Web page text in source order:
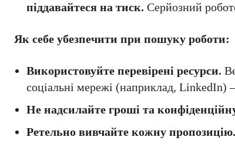
піддавайтеся на тиск. Серйозний
Як себе убезпечити при пошуку роботи:
Використовуйте перевірені ресурси.
соціальні мережі (наприклад, LinkedIn)
Не надсилайте гроші та
Ретельно вивчайте кожну пропозицію.